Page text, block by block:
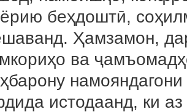
беҳдоштӣ,
Ҳамзамон,
ва
истодаанд, ки